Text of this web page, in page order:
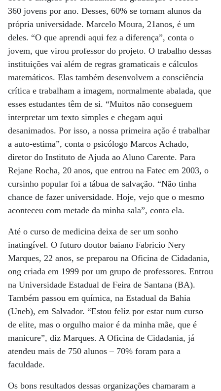
360 jovens por ano. Desses, 60% se tornam alunos da
própria universidade. Marcelo Moura, 21anos, é um
deles. “O que aprendi aqui fez a diferença”, conta o
jovem, que virou professor do projeto. O trabalho dessas
instituições vai além de regras gramaticais e cálculos
matemáticos. Elas também desenvolvem a consciência
crítica e trabalham a imagem, normalmente abalada, que
esses estudantes têm de si. “Muitos não conseguem
interpretar um texto simples e chegam aqui
desanimados. Por isso, a nossa primeira ação é trabalhar
a auto-estima”, conta o psicólogo Marcos Achado,
diretor do Instituto de Ajuda ao Aluno Carente. Para
Rejane Rocha, 20 anos, que entrou na Fatec em 2003, o
cursinho popular foi a tábua de salvação. “Não tinha
chance de fazer universidade. Hoje, vejo que o mesmo
aconteceu com metade da minha sala”, conta ela.
Até o curso de medicina deixa de ser um sonho
inatingível. O futuro doutor baiano Fabricio Nery
Marques, 22 anos, se preparou na Oficina de Cidadania,
ong criada em 1999 por um grupo de professores. Entrou
na Universidade Estadual de Feira de Santana (BA).
Também passou em química, na Estadual da Bahia
(Uneb), em Salvador. “Estou feliz por estar num curso
de elite, mas o orgulho maior é da minha mãe, que é
manicure”, diz Marques. A Oficina de Cidadania, já
atendeu mais de 750 alunos – 70% foram para a
faculdade.
Os bons resultados dessas organizações chamaram a